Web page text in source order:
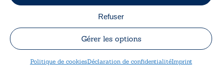
Refuser
Gérer les options
Politique de cookiesDéclaration de confidentialitéImprint
Copyright © 2026 Le Lys Bleu Éditions tous droits
réservés
Designed byEngie Soft